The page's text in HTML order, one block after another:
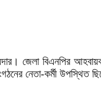
জেলা বিএনপির
নেতা-কর্মী উপস্থিত